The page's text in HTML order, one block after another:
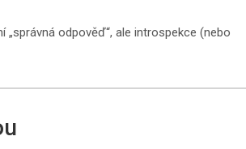
odpověď“, ale introspekce (nebo